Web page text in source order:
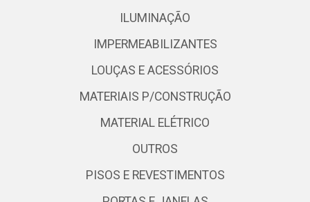
ILUMINAÇÃO
IMPERMEABILIZANTES
LOUÇAS E ACESSÓRIOS
MATERIAIS P/CONSTRUÇÃO
MATERIAL ELÉTRICO
OUTROS
PISOS E REVESTIMENTOS